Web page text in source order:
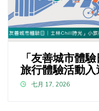
「友善城市體
旅行體驗活動
七月 17, 2026